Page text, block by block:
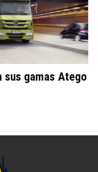
sus gamas Atego